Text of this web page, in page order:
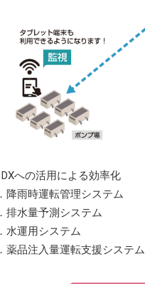
への活用による効率化
降雨時運転管理システム
排水量予測システム
水運用システム
薬品注入量運転支援システム